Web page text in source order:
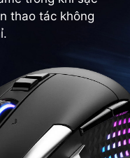
thao tác không